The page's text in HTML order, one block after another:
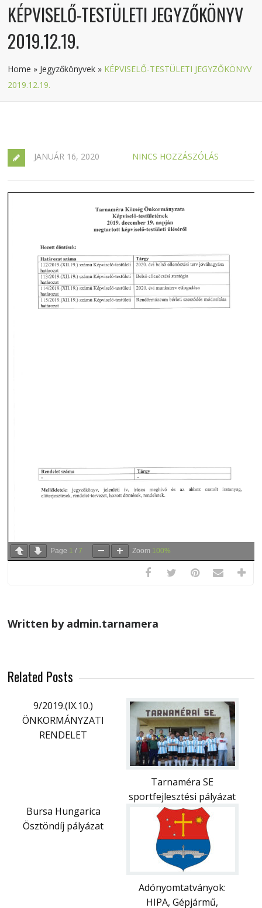
KÉPVISELŐ-TESTÜLETI JEGYZŐKÖNYV
2019.12.19.
Home » Jegyzőkönyvek » KÉPVISELŐ-TESTÜLETI JEGYZŐKÖNYV
2019.12.19.
JANUÁR 16, 2020 NINCS HOZZÁSZÓLÁS
Page 1 / 7 Zoom 100%
Written by admin.tarnamera
Related Posts
9/2019.(IX.10.)
ÖNKORMÁNYZATI
RENDELET
Tarnaméra SE
sportfejlesztési pályázat
Bursa Hungarica
Ösztöndíj pályázat
Adónyomtatványok:
HIPA, Gépjármű,